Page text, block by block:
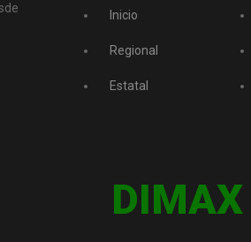
Inicio
Regional
Estatal
DIMAX